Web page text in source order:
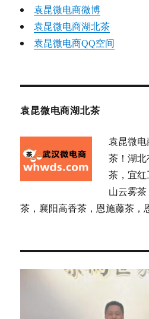
袁昆微电商微博
袁昆微电商湖北茶
袁昆微电商QQ空间
袁昆微电商湖北茶
袁昆微
茶！湖
茶，宜
山云雾
茶，襄阳高香茶，恩施藤茶